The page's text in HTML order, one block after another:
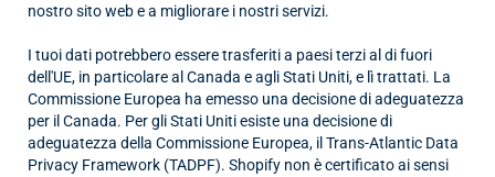
nostro sito web e a migliorare i nostri servizi.
I tuoi dati potrebbero essere trasferiti a paesi terzi al di fuori
dell'UE, in particolare al Canada e agli Stati Uniti, e lì trattati. La
Commissione Europea ha emesso una decisione di adeguatezza
per il Canada. Per gli Stati Uniti esiste una decisione di
adeguatezza della Commissione Europea, il Trans-Atlantic Data
Privacy Framework (TADPF). Shopify non è certificato ai sensi